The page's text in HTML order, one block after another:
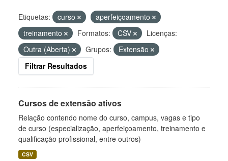
Etiquetas: curso
aperfeiçoamento
treinamento
Formatos: CSV
Licenças:
Outra (Aberta)
Grupos:
Extensão
Filtrar Resultados
Cursos de extensão ativos
Relação contendo nome do curso, campus, vagas e tipo
de curso (especialização, aperfeiçoamento, treinamento e
qualificação profissional, entre outros)
CSV